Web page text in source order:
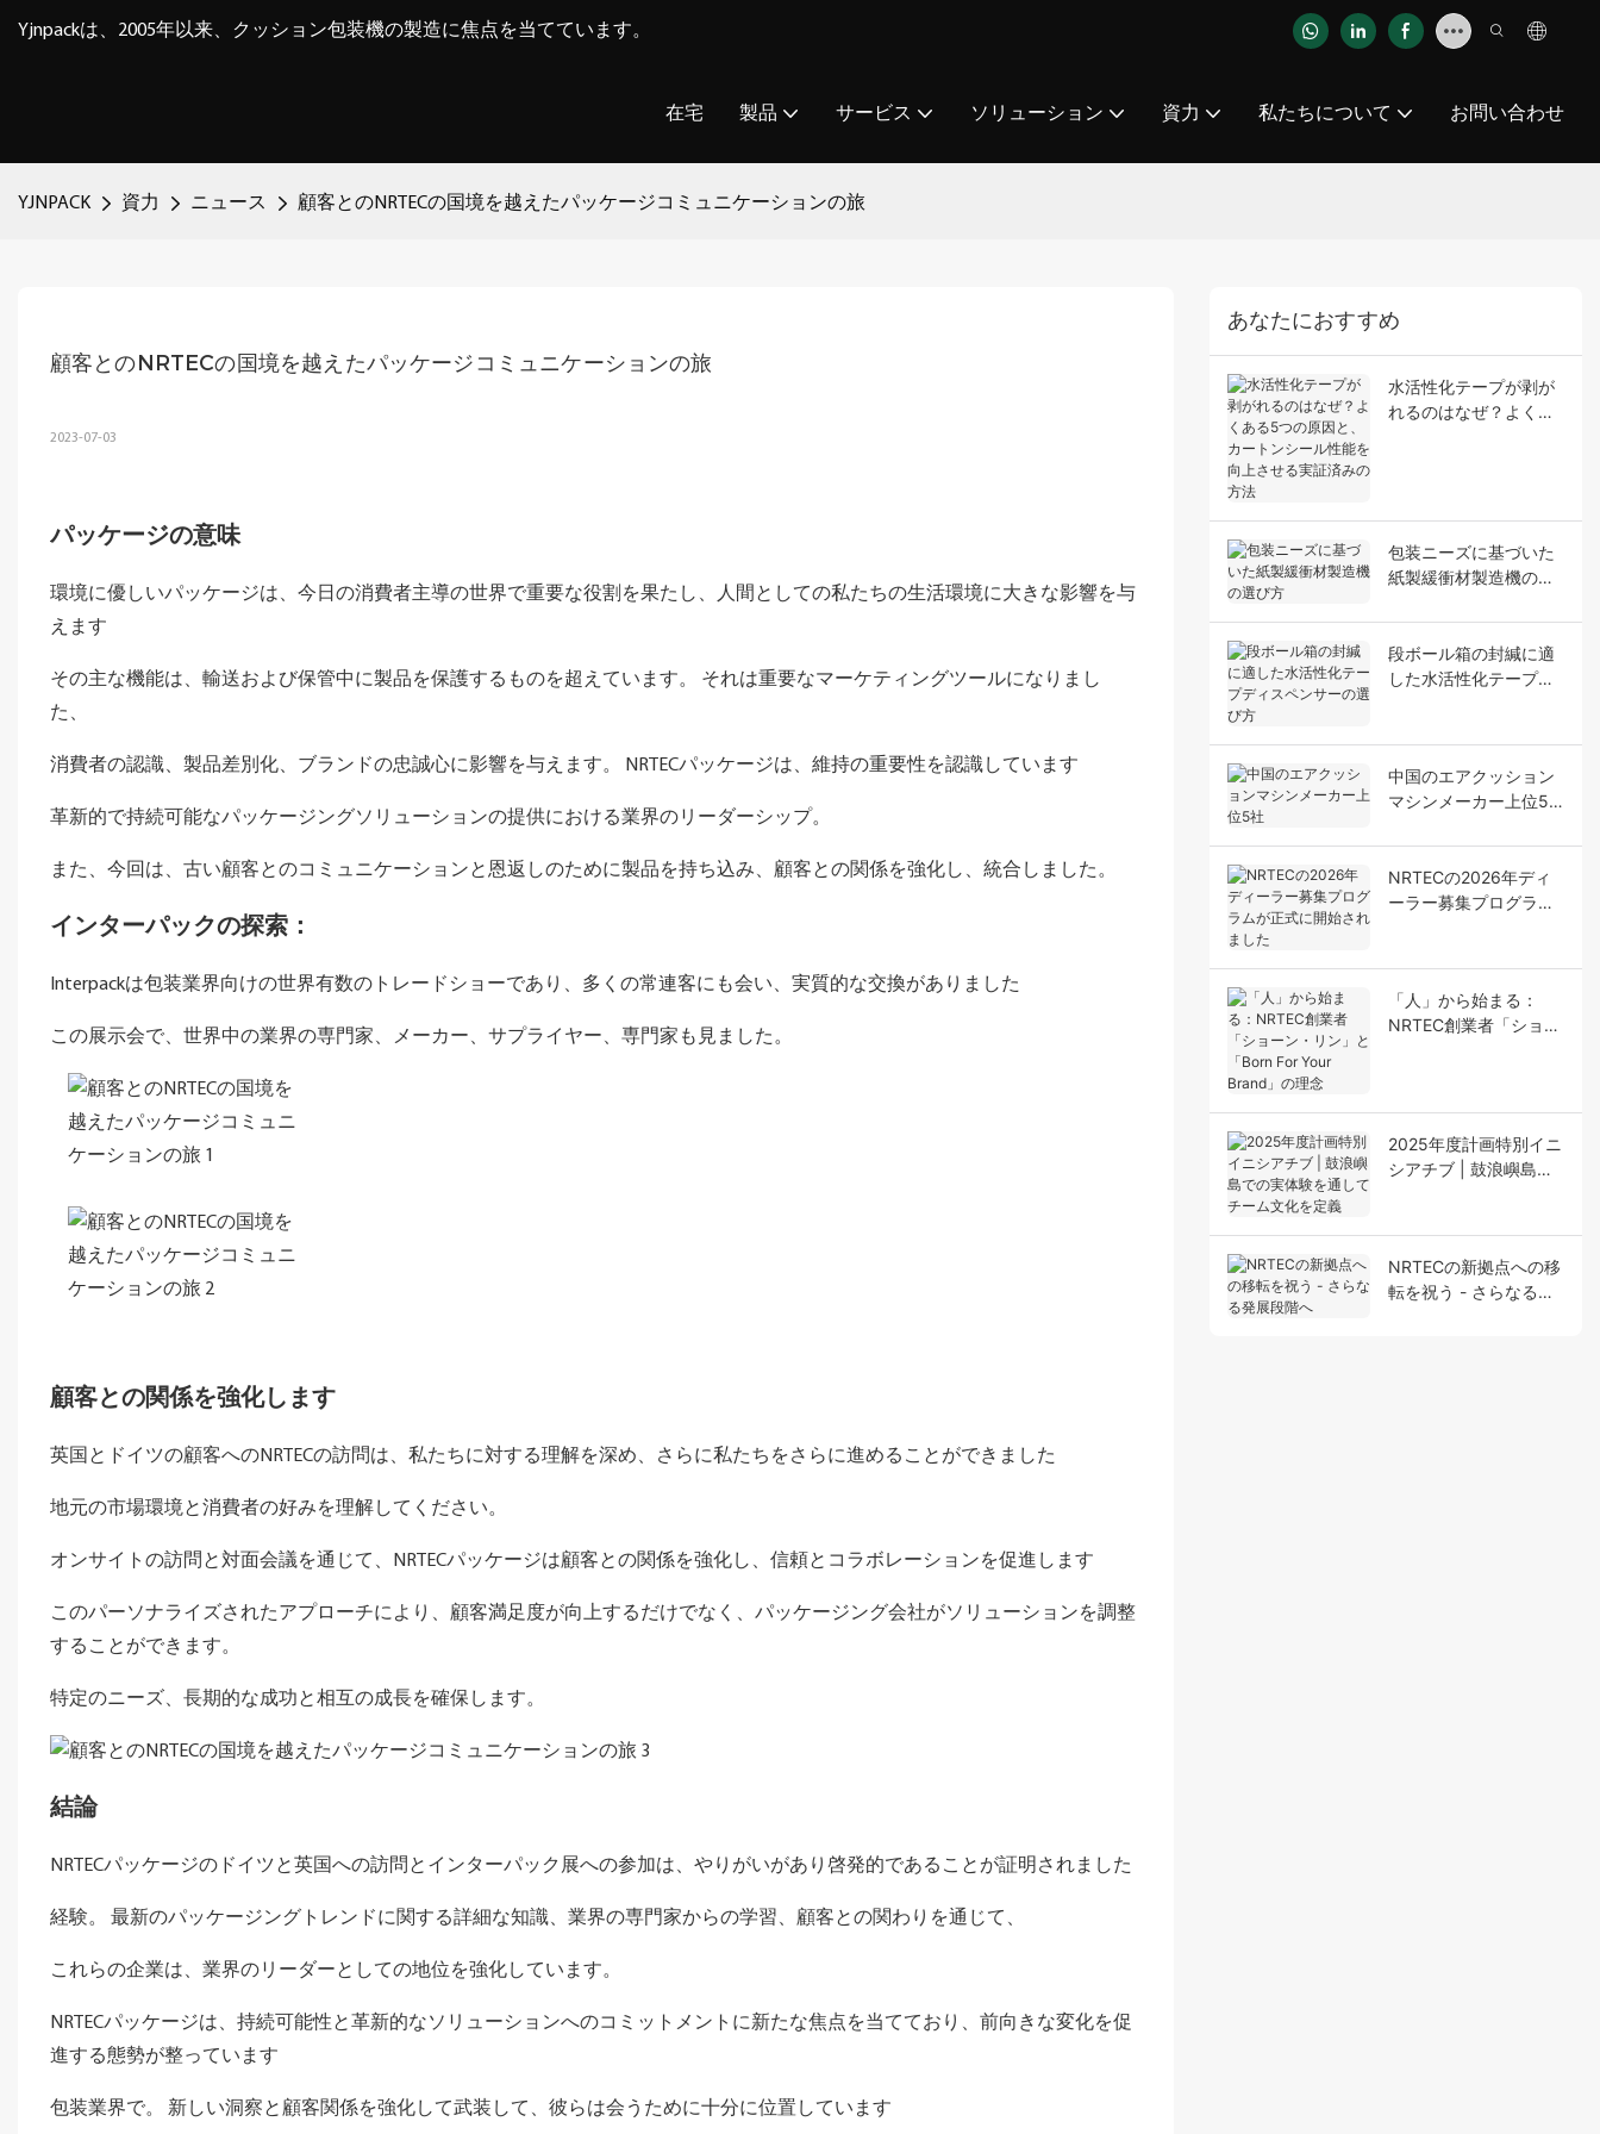
Yjnpackは、2005年以来、クッション包装機の製造に焦点を当てています。
在宅 製品 サービス ソリューション 資力 私たちについて お問い合わせ
YJNPACK 資力 ニュース 顧客とのNRTECの国境を越えたパッケージコミュニケーションの旅
顧客とのNRTECの国境を越えたパッケージコミュニケーションの旅
2023-07-03
パッケージの意味
環境に優しいパッケージは、今日の消費者主導の世界で重要な役割を果たし、人間としての私たちの生活環境に大きな影響を与
えます
その主な機能は、輸送および保管中に製品を保護するものを超えています。 それは重要なマーケティングツールになりまし
た、
消費者の認識、製品差別化、ブランドの忠誠心に影響を与えます。 NRTECパッケージは、維持の重要性を認識しています
革新的で持続可能なパッケージングソリューションの提供における業界のリーダーシップ。
また、今回は、古い顧客とのコミュニケーションと恩返しのために製品を持ち込み、顧客との関係を強化し、統合しました。
インターパックの探索：
Interpackは包装業界向けの世界有数のトレードショーであり、多くの常連客にも会い、実質的な交換がありました
この展示会で、世界中の業界の専門家、メーカー、サプライヤー、専門家も見ました。
顧客との関係を強化します
英国とドイツの顧客へのNRTECの訪問は、私たちに対する理解を深め、さらに私たちをさらに進めることができました
地元の市場環境と消費者の好みを理解してください。
オンサイトの訪問と対面会議を通じて、NRTECパッケージは顧客との関係を強化し、信頼とコラボレーションを促進します
このパーソナライズされたアプローチにより、顧客満足度が向上するだけでなく、パッケージング会社がソリューションを調整
することができます。
特定のニーズ、長期的な成功と相互の成長を確保します。
結論
NRTECパッケージのドイツと英国への訪問とインターパック展への参加は、やりがいがあり啓発的であることが証明されました
経験。 最新のパッケージングトレンドに関する詳細な知識、業界の専門家からの学習、顧客との関わりを通じて、
これらの企業は、業界のリーダーとしての地位を強化しています。
NRTECパッケージは、持続可能性と革新的なソリューションへのコミットメントに新たな焦点を当てており、前向きな変化を促
進する態勢が整っています
包装業界で。 新しい洞察と顧客関係を強化して武装して、彼らは会うために十分に位置しています
あなたにおすすめ
水活性化テープが剥が
れるのはなぜ？よくあ
包装ニーズに基づいた
紙製緩衝材製造機の選
段ボール箱の封緘に適
した水活性化テープデ
中国のエアクッション
マシンメーカー上位5
NRTECの2026年ディ
ーラー募集プログラム
「人」から始まる：
NRTEC創業者「ショー
2025年度計画特別イニ
シアチブ | 鼓浪嶼島で
NRTECの新拠点への移
転を祝う - さらなる発